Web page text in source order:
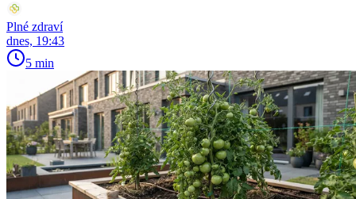
Plné zdraví
dnes, 19:43
5 min